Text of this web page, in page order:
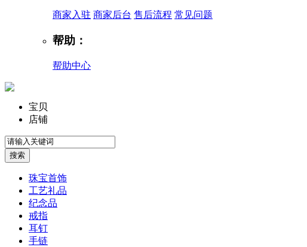
商家入驻 商家后台 售后流程 常见问题
帮助：
帮助中心
宝贝
店铺
珠宝首饰
工艺礼品
纪念品
戒指
耳钉
手链